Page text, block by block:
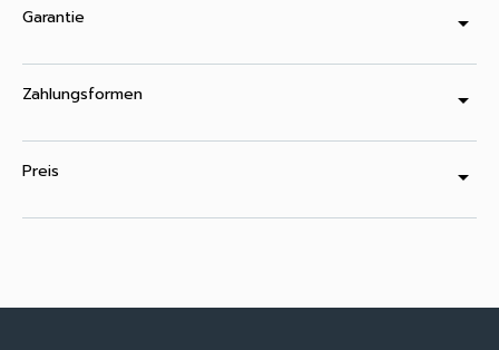
Garantie arrow_drop_down
Zahlungsformen arrow_drop_down
Preis arrow_drop_down